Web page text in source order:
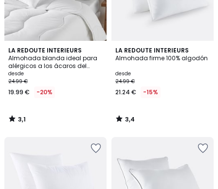
LA REDOUTE INTERIEURS
Almohada blanda ideal para
alérgicos a los ácaros del
polvo
desde
24.99 €
19.99 € -20%
3,1
/
5
3,1
/
LA REDOUTE INTERIEURS
Almohada firme 100% algodón
desde
24.99 €
21.24 € -15%
3,4
/ 5
3,4
/